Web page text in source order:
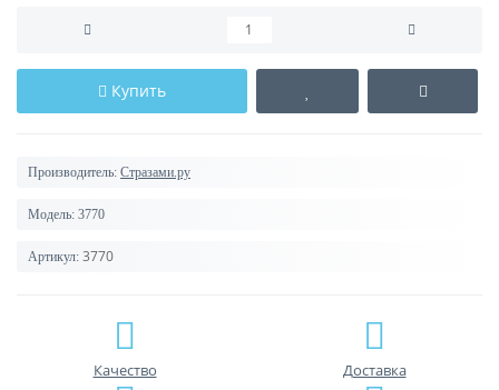
Купить
Производитель: Стразами.ру
Модель: 3770
Артикул: 3770
Качество Доставка